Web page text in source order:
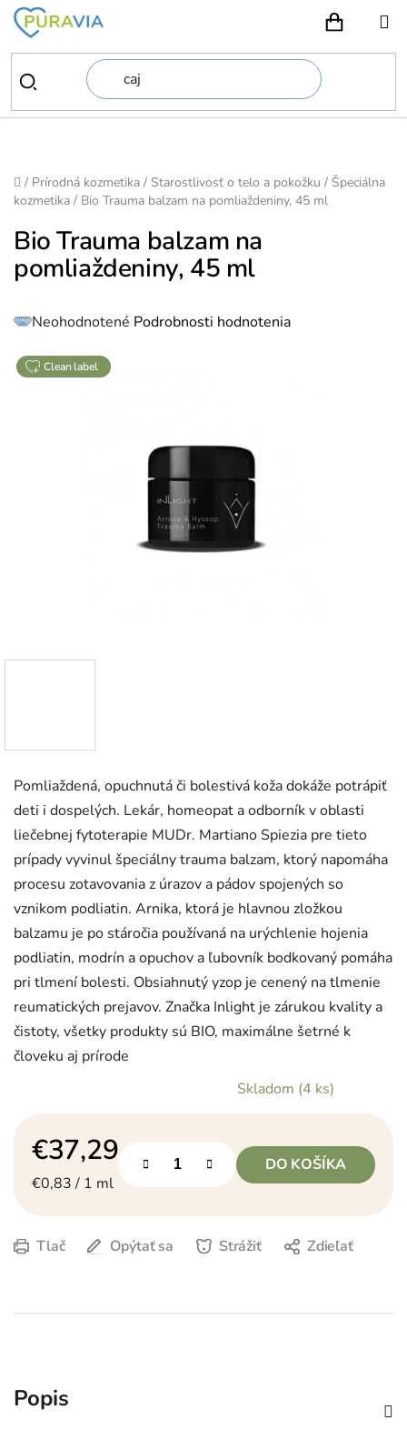
Prejsť
obsah
Domov
/ Prírodná kozmetika / Starostlivosť o telo a pokožku / Špeciálna
kozmetika / Bio Trauma balzam na pomliaždeniny, 45 ml
Pomliaždená, opuchnutá či bolestivá koža dokáže potrápiť
deti i dospelých. Lekár, homeopat a odborník v oblasti
liečebnej fytoterapie MUDr. Martiano Spiezia pre tieto
prípady vyvinul špeciálny trauma balzam, ktorý napomáha
procesu zotavovania z úrazov a pádov spojených so
vznikom podliatin. Arnika, ktorá je hlavnou zložkou
balzamu je po stáročia používaná na urýchlenie hojenia
podliatin, modrín a opuchov a ľubovník bodkovaný pomáha
pri tlmení bolesti. Obsiahnutý yzop je cenený na tlmenie
reumatických prejavov. Značka Inlight je zárukou kvality a
čistoty, všetky produkty sú BIO, maximálne šetrné k
človeku aj prírode
Skladom (4 ks)
€37,29
Jednotková cena:
€0,83 / 1 ml
DO KOŠÍKA
Tlač Opýtať sa Strážiť Zdieľať
Bio Trauma balzam na
pomliaždeniny, 45 ml
Priemerné
hodnotenie
0,0
z
5
Neohodnotené Podrobnosti hodnotenia
clean label
Popis